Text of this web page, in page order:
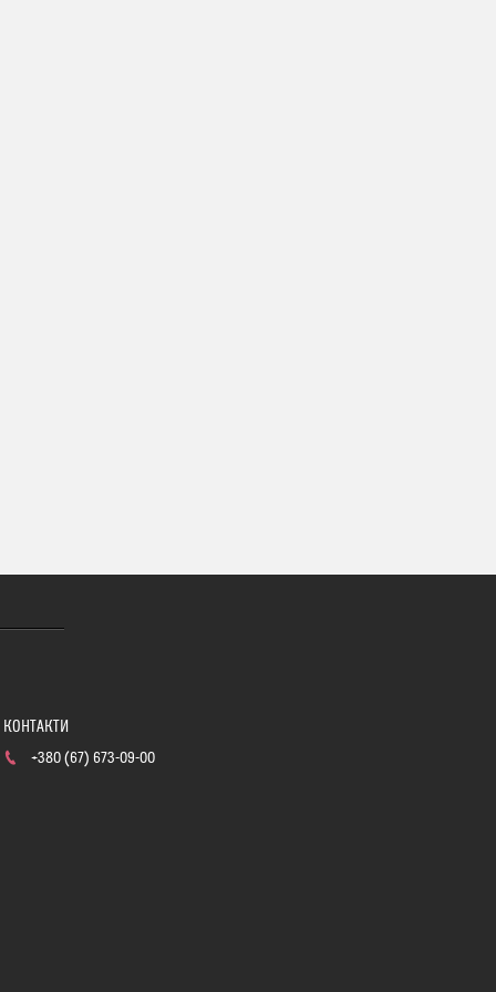
+380 (67) 673-09-00